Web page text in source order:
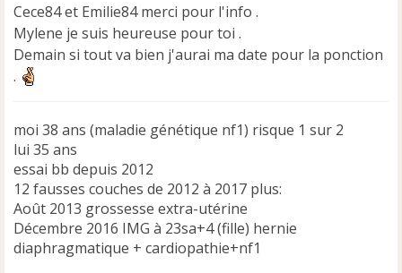
a
g
e
n
o
u
Cece84 et Emilie84 merci pour l'info .
Mylene je suis heureuse pour toi .
Demain si tout va bien j'aurai ma date pour la ponction
.
moi 38 ans (maladie génétique nf1) risque 1 sur 2
lui 35 ans
essai bb depuis 2012
12 fausses couches de 2012 à 2017 plus:
Août 2013 grossesse extra-utérine
Décembre 2016 IMG à 23sa+4 (fille) hernie
diaphragmatique + cardiopathie+nf1